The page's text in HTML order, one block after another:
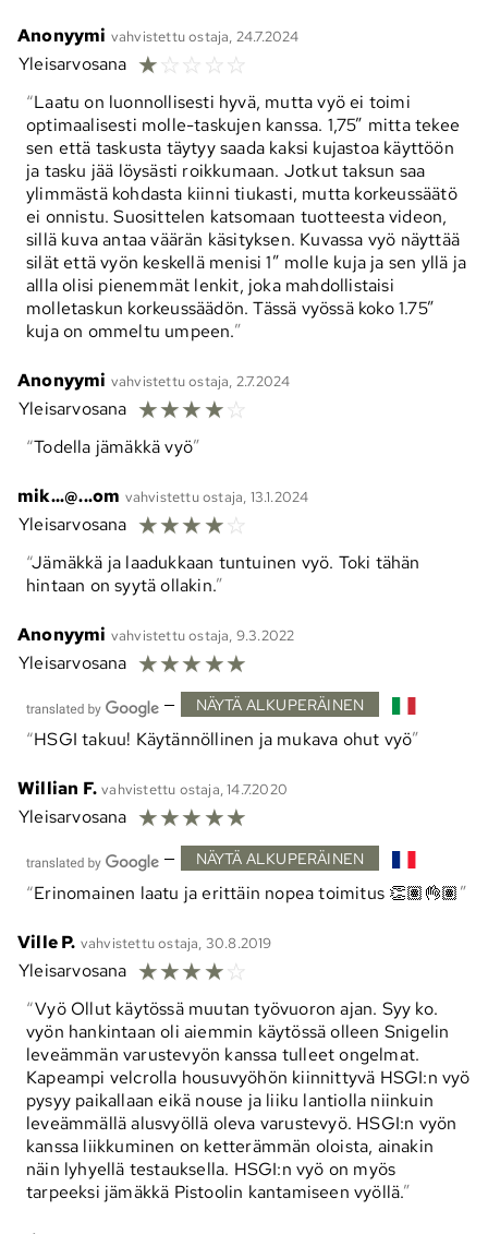
Anonyymi vahvistettu ostaja, 24.7.2024
Yleisarvosana ☆☆ ☆ ☆ ☆
Laatu on luonnollisesti hyvä, mutta vyö ei toimi
optimaalisesti molle-taskujen kanssa. 1,75” mitta tekee
sen että taskusta täytyy saada kaksi kujastoa käyttöön
ja tasku jää löysästi roikkumaan. Jotkut taksun saa
ylimmästä kohdasta kiinni tiukasti, mutta korkeussäätö
ei onnistu. Suosittelen katsomaan tuotteesta videon,
sillä kuva antaa väärän käsityksen. Kuvassa vyö näyttää
silät että vyön keskellä menisi 1” molle kuja ja sen yllä ja
allla olisi pienemmät lenkit, joka mahdollistaisi
molletaskun korkeussäädön. Tässä vyössä koko 1.75”
kuja on ommeltu umpeen.
Anonyymi vahvistettu ostaja, 2.7.2024
Yleisarvosana ☆☆☆☆☆
Todella jämäkkä vyö
mik...@...om vahvistettu ostaja, 13.1.2024
Yleisarvosana ☆☆☆☆☆
Jämäkkä ja laadukkaan tuntuinen vyö. Toki tähän
hintaan on syytä ollakin.
Anonyymi vahvistettu ostaja, 9.3.2022
Yleisarvosana ☆☆☆☆☆
— NÄYTÄ ALKUPERÄINEN
HSGI takuu! Käytännöllinen ja mukava ohut vyö
Willian F. vahvistettu ostaja, 14.7.2020
Yleisarvosana ☆☆☆☆☆
— NÄYTÄ ALKUPERÄINEN
Erinomainen laatu ja erittäin nopea toimitus 👏🏽👌🏽
Ville P. vahvistettu ostaja, 30.8.2019
Yleisarvosana ☆☆☆☆☆
Vyö Ollut käytössä muutan työvuoron ajan. Syy ko.
vyön hankintaan oli aiemmin käytössä olleen Snigelin
leveämmän varustevyön kanssa tulleet ongelmat.
Kapeampi velcrolla housuvyöhön kiinnittyvä HSGI:n vyö
pysyy paikallaan eikä nouse ja liiku lantiolla niinkuin
leveämmällä alusvyöllä oleva varustevyö. HSGI:n vyön
kanssa liikkuminen on ketterämmän oloista, ainakin
näin lyhyellä testauksella. HSGI:n vyö on myös
tarpeeksi jämäkkä Pistoolin kantamiseen vyöllä.